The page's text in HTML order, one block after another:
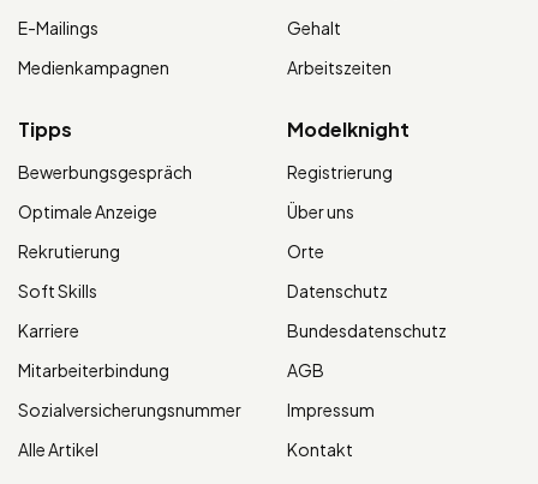
E-Mailings
Medienkampagnen
Gehalt
Arbeitszeiten
Tipps
Bewerbungsgespräch
Optimale Anzeige
Rekrutierung
Soft Skills
Karriere
Mitarbeiterbindung
Sozialversicherungsnummer
Alle Artikel
Modelknight
Registrierung
Über uns
Orte
Datenschutz
Bundesdatenschutz
AGB
Impressum
Kontakt